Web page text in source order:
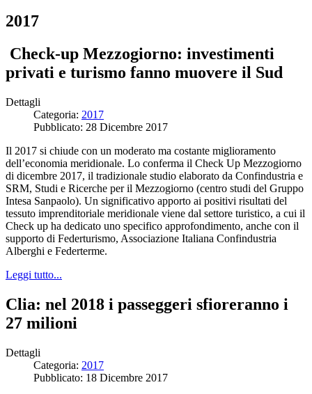
2017
​ Check-up Mezzogiorno: investimenti
privati e turismo fanno muovere il Sud
Dettagli
Categoria: 2017
Pubblicato: 28 Dicembre 2017
Il 2017 si chiude con un moderato ma costante miglioramento
dell’economia meridionale. Lo conferma il Check Up Mezzogiorno
di dicembre 2017, il tradizionale studio elaborato da Confindustria e
SRM, Studi e Ricerche per il Mezzogiorno (centro studi del Gruppo
Intesa Sanpaolo). Un significativo apporto ai positivi risultati del
tessuto imprenditoriale meridionale viene dal settore turistico, a cui il
Check up ha dedicato uno specifico approfondimento, anche con il
supporto di Federturismo, Associazione Italiana Confindustria
Alberghi e Federterme.
Leggi tutto...
Clia: nel 2018 i passeggeri sfioreranno i
27 milioni
Dettagli
Categoria: 2017
Pubblicato: 18 Dicembre 2017